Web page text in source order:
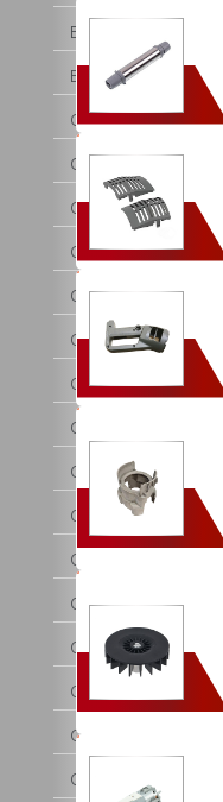
BRISKLY
BRITA
C.M.A
CAB
CAMBRO
CANCAN
CARBOMA (Карбома)
CARIMALI
CAS
CASADIO
CELME
CHILZ
CIME
CNIX
COFFF
COLDLINE
COMENDA
COMPACK